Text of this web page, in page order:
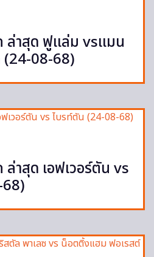
ล่าสุด ฟูแล่ม vsแมน
(24-08-68)
าสุด เอฟเวอร์ตัน vs